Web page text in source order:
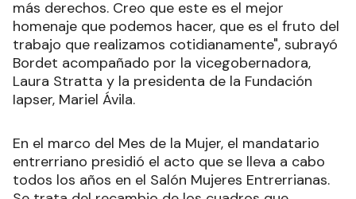
más derechos. Creo que este es el mejor
homenaje que podemos hacer, que es el fruto del
trabajo que realizamos cotidianamente", subrayó
Bordet acompañado por la vicegobernadora,
Laura Stratta y la presidenta de la Fundación
Iapser, Mariel Ávila.
En el marco del Mes de la Mujer, el mandatario
entrerriano presidió el acto que se lleva a cabo
todos los años en el Salón Mujeres Entrerrianas.